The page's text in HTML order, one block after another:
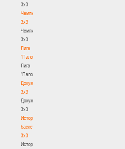
3x3
Чемпионат
3х3
Чемпионат
3х3
Лига
"Палова"
Лига
"Палова"
Документы
3х3
Документы
3х3
История
баскетбола
3х3
История